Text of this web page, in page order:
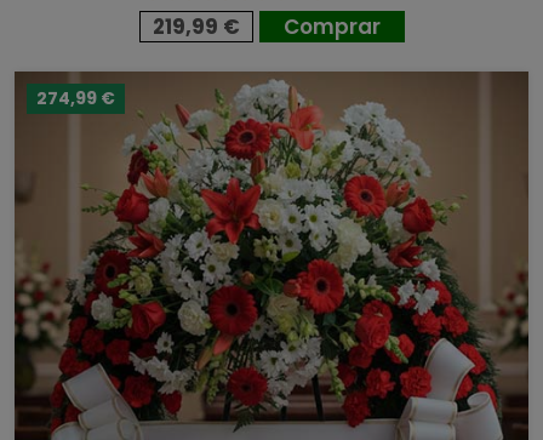
219,99 € Comprar
274,99 €